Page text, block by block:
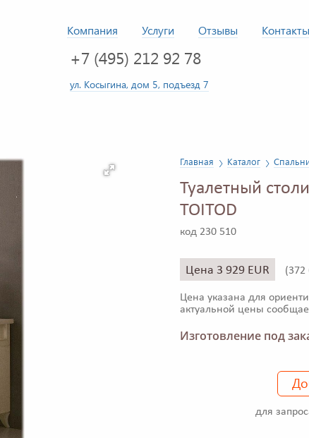
Компания Услуги Отзывы Контакты
+7 (495) 212 92 78
ул. Косыгина, дом 5, подъезд 7
Главная Каталог
Туалетный
TOITOD
код 230 510
Цена 3 929 EUR (372
Цена указана для
актуальной цены
Изготовление под
для